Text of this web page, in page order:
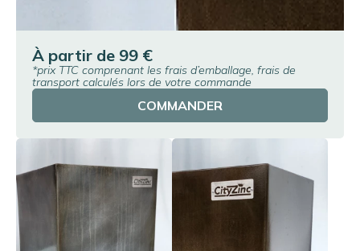
Agrandir
À partir de 99 €
*prix TTC comprenant les frais d’emballage, frais de
transport calculés lors de votre commande
COMMANDER